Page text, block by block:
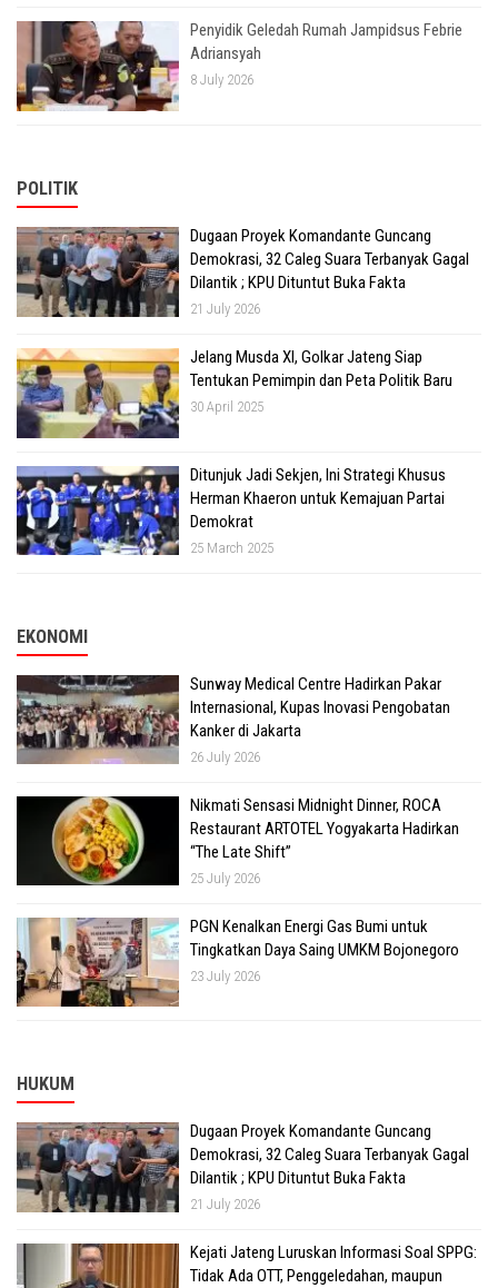
Penyidik Geledah Rumah Jampidsus Febrie
Adriansyah
8 July 2026
POLITIK
Dugaan Proyek Komandante Guncang
Demokrasi, 32 Caleg Suara Terbanyak Gagal
Dilantik ; KPU Dituntut Buka Fakta
21 July 2026
Jelang Musda XI, Golkar Jateng Siap
Tentukan Pemimpin dan Peta Politik Baru
30 April 2025
Ditunjuk Jadi Sekjen, Ini Strategi Khusus
Herman Khaeron untuk Kemajuan Partai
Demokrat
25 March 2025
EKONOMI
Sunway Medical Centre Hadirkan Pakar
Internasional, Kupas Inovasi Pengobatan
Kanker di Jakarta
26 July 2026
Nikmati Sensasi Midnight Dinner, ROCA
Restaurant ARTOTEL Yogyakarta Hadirkan
“The Late Shift”
25 July 2026
PGN Kenalkan Energi Gas Bumi untuk
Tingkatkan Daya Saing UMKM Bojonegoro
23 July 2026
HUKUM
Dugaan Proyek Komandante Guncang
Demokrasi, 32 Caleg Suara Terbanyak Gagal
Dilantik ; KPU Dituntut Buka Fakta
21 July 2026
Kejati Jateng Luruskan Informasi Soal SPPG:
Tidak Ada OTT, Penggeledahan, maupun